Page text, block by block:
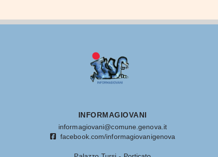
INFORMAGIOVANI
informagiovani@comune.genova.it
facebook.com/informagiovanigenova